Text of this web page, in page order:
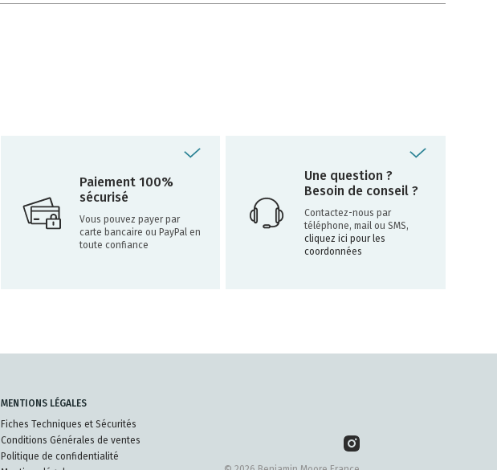
Paiement 100%
sécurisé
Vous pouvez payer par
carte bancaire ou PayPal en
toute confiance
Une question ?
Besoin de conseil ?
Contactez-nous par
téléphone, mail ou SMS,
cliquez ici pour les
coordonnées
MENTIONS LÉGALES
Fiches Techniques et Sécurités
Conditions Générales de ventes
Politique de confidentialité